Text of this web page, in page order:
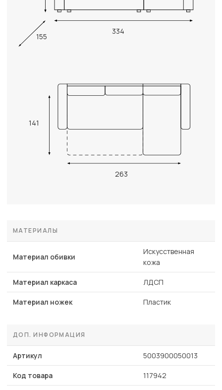
334
155
141
263
МАТЕРИАЛЫ
Материал обивки
Искусственная
кожа
Материал каркаса ЛДСП
Материал ножек Пластик
ДОП. ИНФОРМАЦИЯ
Артикул 5003900050013
Код товара 117942